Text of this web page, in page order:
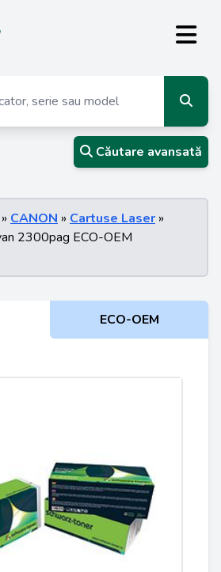
Căutare avansată
» CANON » Cartuse Laser »
2300pag ECO-OEM
ECO-OEM